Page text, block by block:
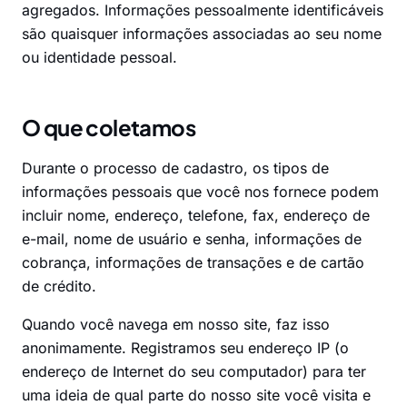
agregados. Informações pessoalmente identificáveis
são quaisquer informações associadas ao seu nome
ou identidade pessoal.
O que coletamos
Durante o processo de cadastro, os tipos de
informações pessoais que você nos fornece podem
incluir nome, endereço, telefone, fax, endereço de
e-mail, nome de usuário e senha, informações de
cobrança, informações de transações e de cartão
de crédito.
Quando você navega em nosso site, faz isso
anonimamente. Registramos seu endereço IP (o
endereço de Internet do seu computador) para ter
uma ideia de qual parte do nosso site você visita e